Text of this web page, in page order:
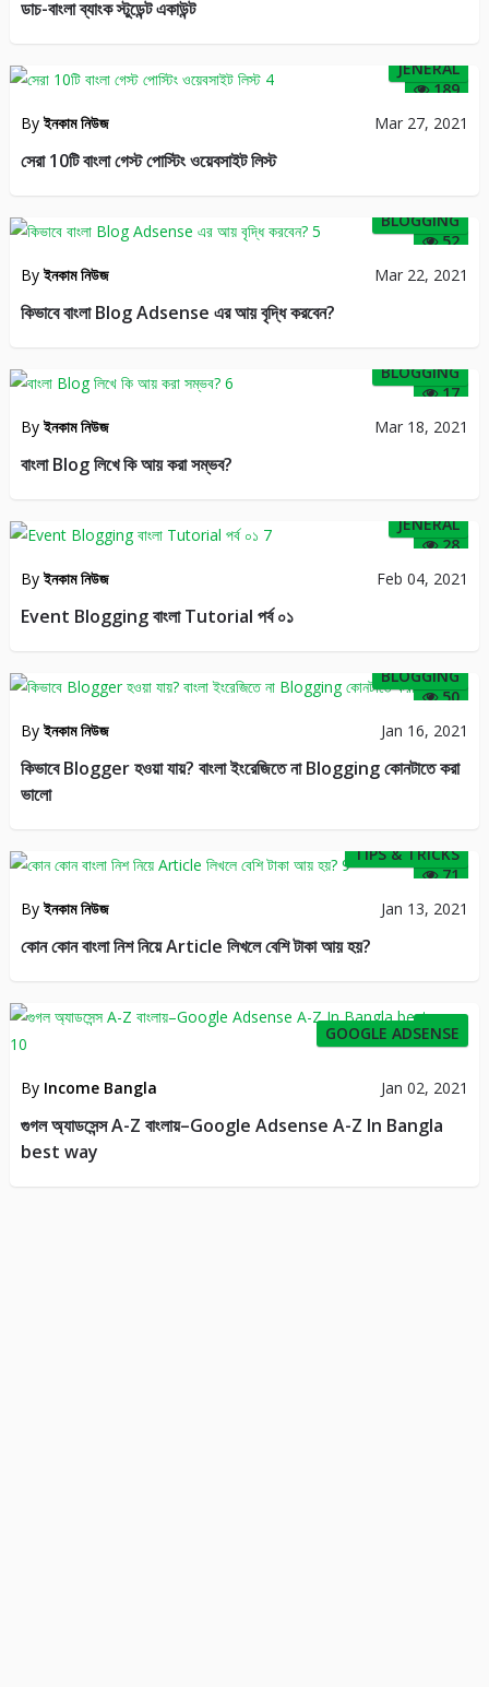
ডাচ-বাংলা ব্যাংক স্টুডেন্ট একাউন্ট
189
JENERAL
Byইনকাম নিউজ Mar 27, 2021
সেরা 10টি বাংলা গেস্ট পোস্টিং ওয়েবসাইট লিস্ট
52
BLOGGING
Byইনকাম নিউজ Mar 22, 2021
কিভাবে বাংলা Blog Adsense এর আয় বৃদ্ধি করবেন?
17
BLOGGING
Byইনকাম নিউজ Mar 18, 2021
বাংলা Blog লিখে কি আয় করা সম্ভব?
28
JENERAL
Byইনকাম নিউজ Feb 04, 2021
Event Blogging বাংলা Tutorial পর্ব ০১
50
BLOGGING
Byইনকাম নিউজ Jan 16, 2021
কিভাবে Blogger হওয়া যায়? বাংলা ইংরেজিতে না Blogging কোনটাতে করা
ভালো
71
TIPS & TRICKS
Byইনকাম নিউজ Jan 13, 2021
কোন কোন বাংলা নিশ নিয়ে Article লিখলে বেশি টাকা আয় হয়?
12
GOOGLE ADSENSE
By Income Bangla Jan 02, 2021
গুগল অ্যাডসেন্স A-Z বাংলায়–Google Adsense A-Z In Bangla
best way